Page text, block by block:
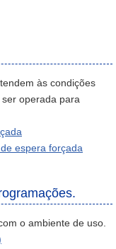
às condições
operada para
espera forçada
o ambiente de uso.